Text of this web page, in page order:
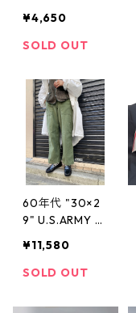
スブルー ミリ
タリー サイズ
81835 OB03
¥4,650
SOLD OUT
60年代 "30×2
9" U.S.ARMY ベ
コットンサテン
オリーブ ミリ
着屋 高円寺 ビ
¥11,580
SOLD OUT